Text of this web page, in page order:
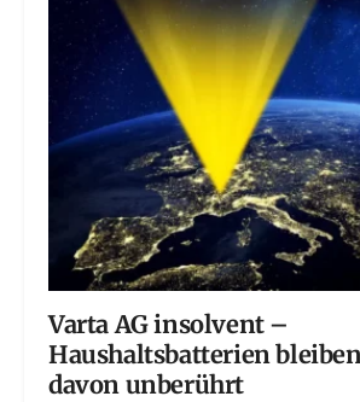
Varta AG insolvent –
Haushaltsbatterien
davon unberührt